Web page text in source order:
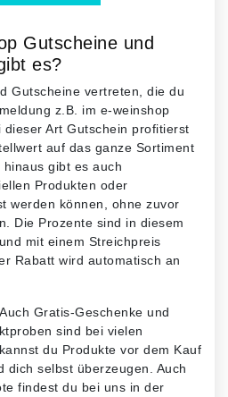
Gutscheine und
es?
Gutscheine vertreten, die du
z.B. im e-weinshop
Art Gutschein profitierst
auf das ganze Sortiment
gibt es auch
Produkten oder
werden können, ohne zuvor
Die Prozente sind in diesem
mit einem Streichpreis
Rabatt wird automatisch an
Auch Gratis-Geschenke und
sind bei vielen
du Produkte vor dem Kauf
dich selbst überzeugen. Auch
findest du bei uns in der